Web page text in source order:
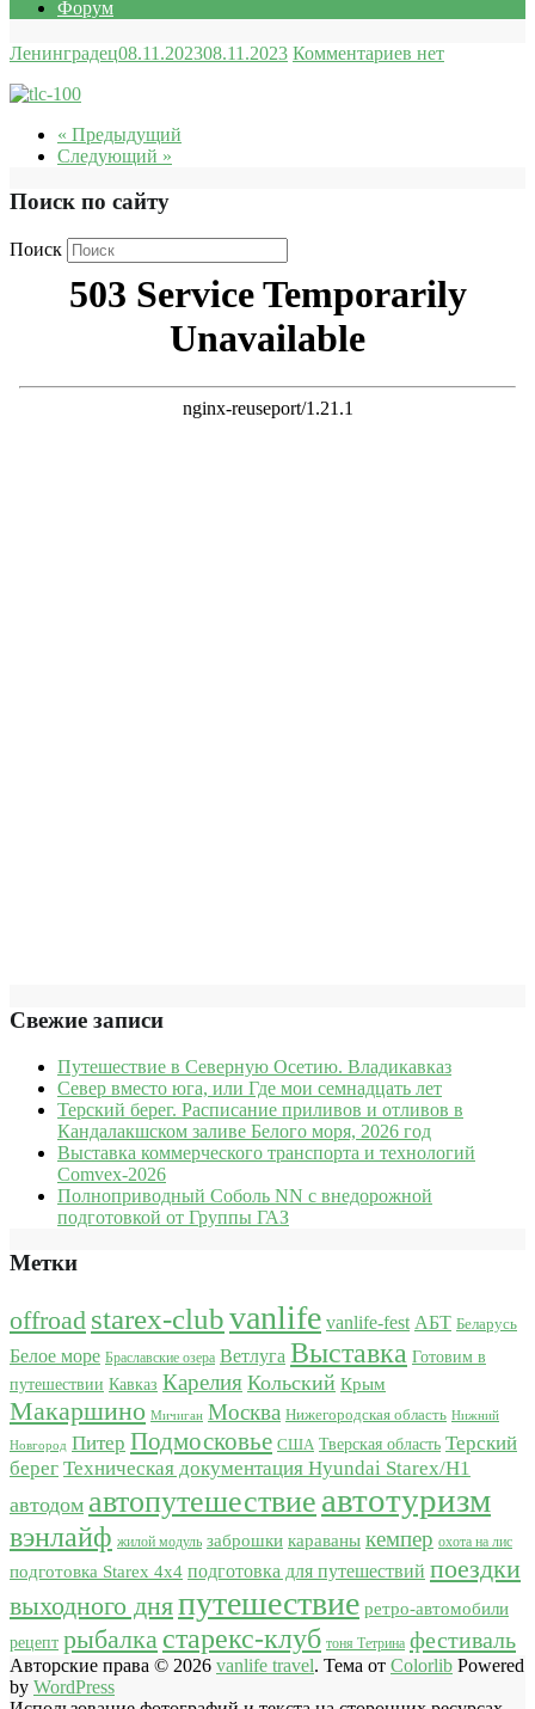
Форум
Ленинградец08.11.202308.11.2023 Комментариев нет
« Предыдущий
Следующий »
Поиск по сайту
Поиск
Свежие записи
Путешествие в Северную Осетию. Владикавказ
Север вместо юга, или Где мои семнадцать лет
Терский берег. Расписание приливов и отливов в
Кандалакшском заливе Белого моря, 2026 год
Выставка коммерческого транспорта и технологий
Comvex-2026
Полноприводный Соболь NN с внедорожной
подготовкой от Группы ГАЗ
Метки
offroad starex-clubvanlife vanlife-fest АБТ Беларусь
Белое море Браславские озера Ветлуга Выставка Готовим в
путешествии Кавказ Карелия Кольский Крым
Макаршино Мичиган Москва Нижегородская область Нижний
Новгород Питер Подмосковье США Тверская область Терский
берег Техническая документация Hyundai Starex/H1
автодом автопутешествие автотуризм
вэнлайф жилой модуль заброшки караваны кемпер охота на лис
подготовка Starex 4x4 подготовка для путешествий поездки
выходного дняпутешествие ретро-автомобили
рецепт рыбалка старекс-клуб тоня Тетрина фестиваль
Авторские права © 2026 vanlife travel. Тема от Colorlib Powered
by WordPress